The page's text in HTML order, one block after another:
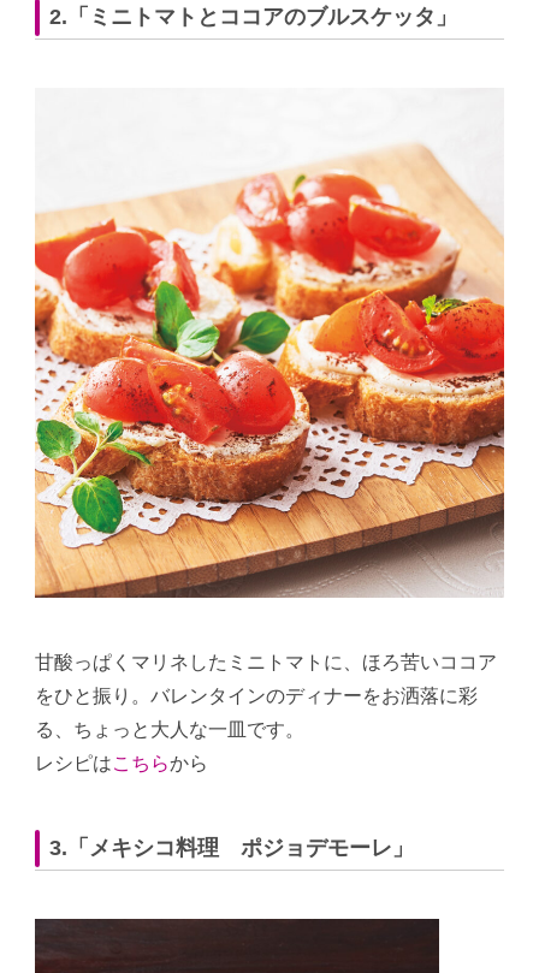
2.「ミニトマトとココアのブルスケッタ」
甘酸っぱくマリネしたミニトマトに、ほろ苦いココア
をひと振り。バレンタインのディナーをお洒落に彩
る、ちょっと大人な一皿です。
レシピはこちらから
3.「メキシコ料理 ポジョデモーレ」